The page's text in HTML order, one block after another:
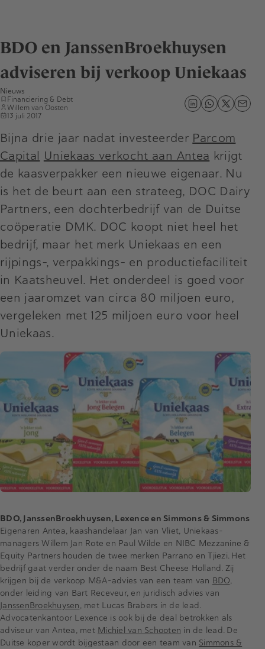
BDO en JanssenBroekhuysen
adviseren bij verkoop Uniekaas
Nieuws
Financiering & Debt
Willem van Oosten
13 juli 2017
Bijna drie jaar nadat investeerder Parcom
Capital Uniekaas verkocht aan Antea krijgt
de kaasverpakker een nieuwe eigenaar. Nu
is het de beurt aan een strateeg, DOC Dairy
Partners, een dochterbedrijf van de Duitse
coöperatie DMK. DOC koopt niet heel het
bedrijf, maar het merk Uniekaas en een
rijpings-, verpakkings- en productiefaciliteit
in Kaatsheuvel. Het onderdeel is goed voor
een jaaromzet van circa 80 miljoen euro,
vergeleken met 125 miljoen euro voor heel
Uniekaas.
BDO, JanssenBroekhuysen, Lexence en Simmons & Simmons
Eigenaren Antea, kaashandelaar Jan van Vliet, Uniekaas-
managers Willem Jan Rote en Paul Wilde en NIBC Mezzanine &
Equity Partners houden de twee merken Parrano en Tjiezi. Het
bedrijf gaat verder onder de naam Best Cheese Holland. Zij
krijgen bij de verkoop M&A-advies van een team van BDO,
onder leiding van Bart Receveur, en juridisch advies van
JanssenBroekhuysen, met Lucas Brabers in de lead.
Advocatenkantoor Lexence is ook bij de deal betrokken als
adviseur van Antea, met Michiel van Schooten in de lead. De
Duitse koper wordt bijgestaan door een team van Simmons &